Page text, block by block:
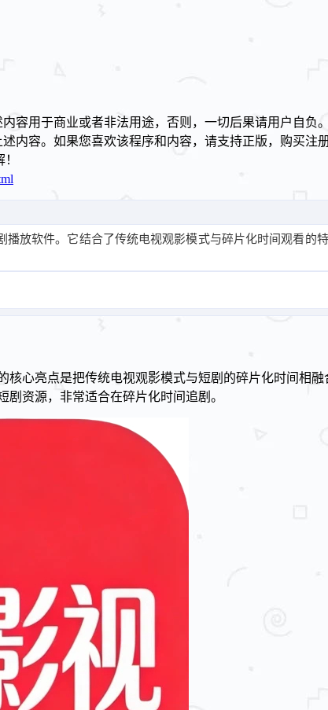
容用于商业或者非法用途，否则，一切后果请用户自
内容。如果您喜欢该程序和内容，请支持正版，购买
放软件。它结合了传统电视观影模式与碎片化时间观看的
心亮点是把传统电视观影模式与短剧的碎片化时间相
资源，非常适合在碎片化时间追剧。